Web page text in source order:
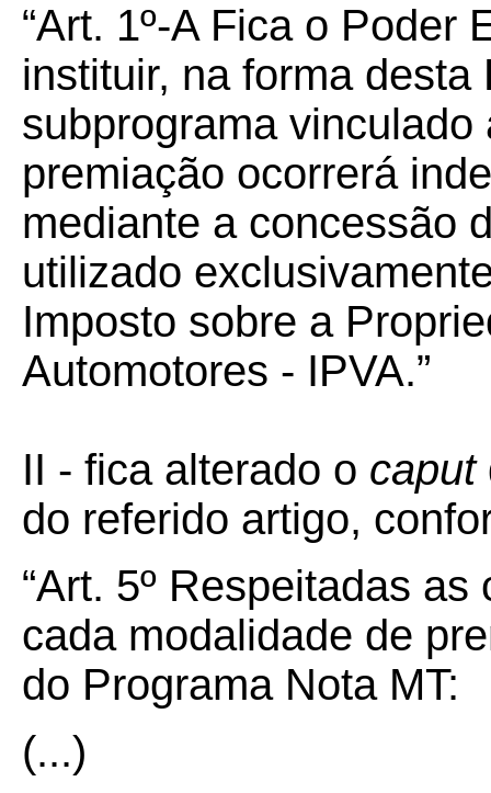
“Art. 1º-A Fica o Poder
instituir, na forma
subprograma
premiação ocorrerá
mediante a concessão
utilizado
Imposto sobre a
Automotores - IPVA.”
II - fica alterado o caput
do referido artigo,
“Art. 5º Respeitadas
cada modalidade de
do Programa Nota MT:
(...)